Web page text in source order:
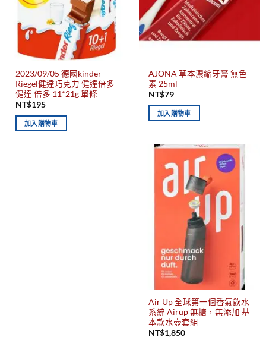
2023/09/05 德國kinder
Riegel健達巧克力 健達倍多
健達 倍多 11*21g 單條
NT$195
加入購物車
AJONA 草本濃縮牙膏 無色
素 25ml
NT$79
加入購物車
Air Up 全球第一個香氣飲水
系統 Airup 無糖，無添加 基
本款水壺套組
NT$1,850